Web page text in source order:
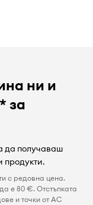
ни и
за
да получаваш
продукти.
с редовна цена.
е 80 €. Отстъпката
и точки от AC